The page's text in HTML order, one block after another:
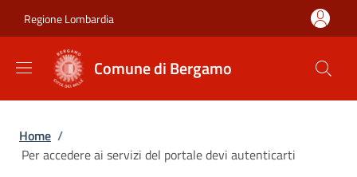
Regione Lombardia
Comune di Bergamo
Briciole di pane
Home /
Per accedere ai servizi del portale devi autenticarti